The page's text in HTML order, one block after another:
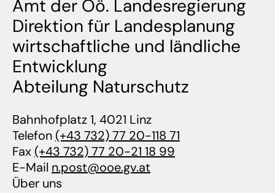
Amt der Oö. Landesregierung
Direktion für Landesplanung
wirtschaftliche und ländliche
Entwicklung
Abteilung Naturschutz
Bahnhofplatz 1, 4021 Linz
Telefon (+43 732) 77 20-118 71
Fax (+43 732) 77 20-21 18 99
E-Mail n.post@ooe.gv.at
Über uns